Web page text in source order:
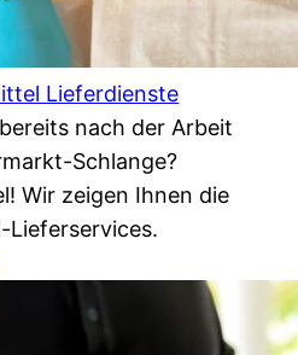
Lieferdienste
nach der Arbeit
Schlange?
Wir zeigen Ihnen die
Lieferservices.